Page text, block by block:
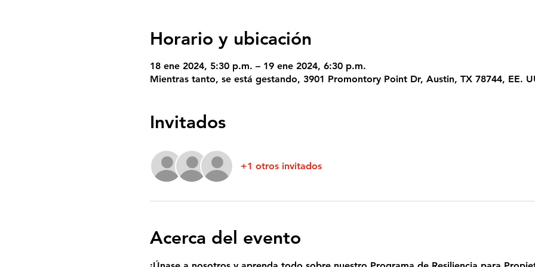
Horario y ubicación
18 ene 2024, 5:30 p.m. – 19 ene 2024, 6:30 p.m.
Mientras tanto, se está gestando, 3901 Promontory Point Dr, Austin, TX 78744, EE.
Invitados
+1 otros invitados
Acerca del evento